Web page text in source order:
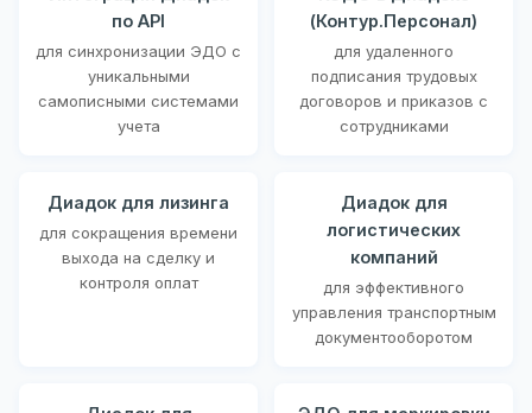
по API
для синхронизации ЭДО с
уникальными
самописными системами
учета
(Контур.Персонал)
для удаленного
подписания трудовых
договоров и приказов с
сотрудниками
Диадок для лизинга
для сокращения времени
выхода на сделку и
контроля оплат
Диадок для
логистических
компаний
для эффективного
управления транспортным
документооборотом